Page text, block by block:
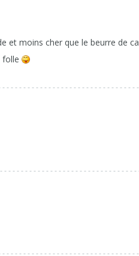
et moins cher que le beurre de
folle